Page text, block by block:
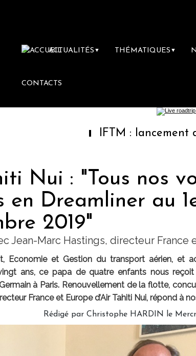
ACTUALITÉS ▼ THÉMATIQUES ▼
CONTACTS
IFTM : lancement des
Nui : "Tous nos
en Dreamliner au
2019"
Jean-Marc Hastings, directeur France
Economie et Gestion du transport aérien, et
ans, ce papa de quatre enfants nous
à Paris. Renouvellement de la flotte,
France et Europe d’Air Tahiti Nui, répond à
Rédigé par Christophe HARDIN le